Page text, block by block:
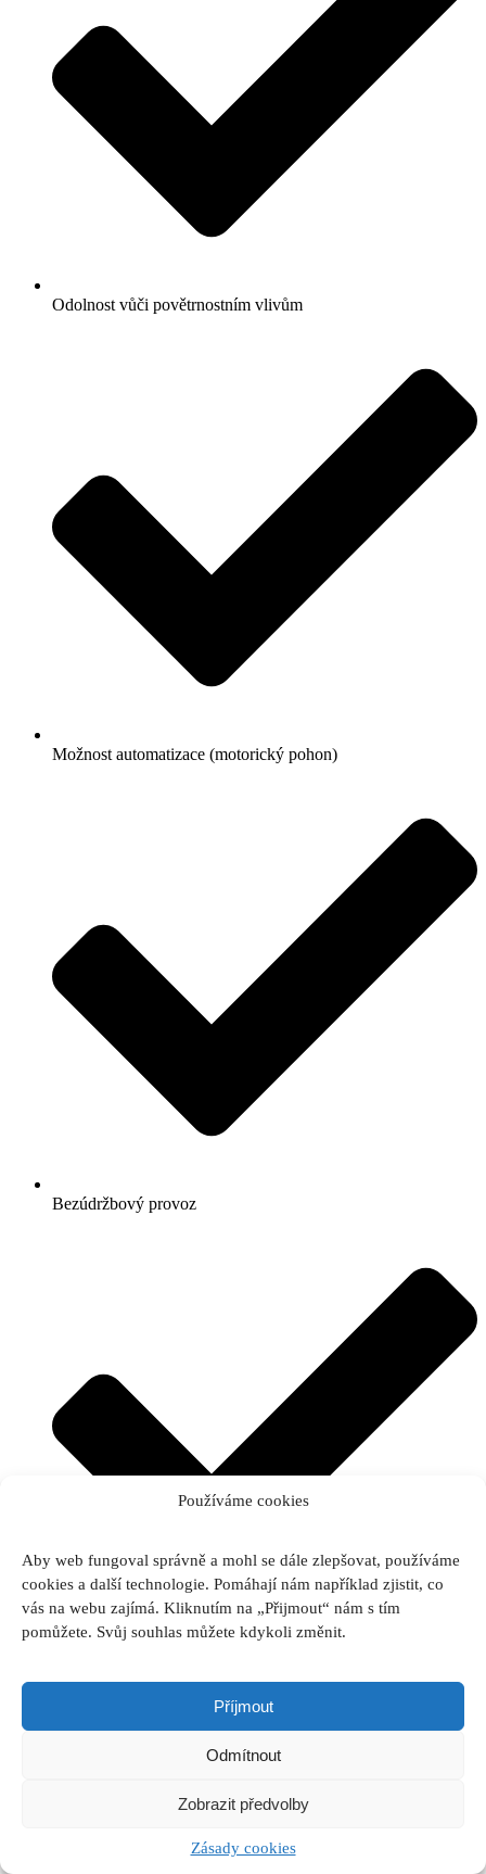
Používáme cookies
Aby web fungoval správně a mohl se dále zlepšovat, používáme
cookies a další technologie. Pomáhají nám například zjistit, co
vás na webu zajímá. Kliknutím na „Přijmout“ nám s tím
pomůžete. Svůj souhlas můžete kdykoli změnit.
Příjmout
Odmítnout
Zobrazit předvolby
Zásady cookies
Odolnost vůči povětrnostním vlivům
Možnost automatizace (motorický pohon)
Bezúdržbový provoz
Hliníkové branky jsou ideálním řešením pro moderní i tradiční
oplocení. Díky odolnému materiálu nevyžadují žádnou údržbu,
Nabízíme křídlové i pochozí branky, které perfektně ladí s našimi